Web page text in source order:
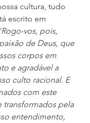
cultura, tudo
escrito em
vos, pois,
de Deus, que
corpos em
e agradável a
culto racional. E
com este
transformados pela
entendimento,